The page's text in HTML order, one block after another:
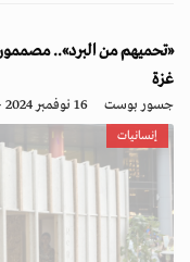
«تحميهم من البرد»..
غزة
جسور بوست 16 نوفمبر 2024 - 14:33
إنسانيات